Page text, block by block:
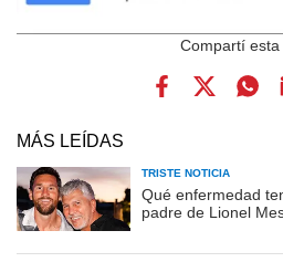
MÁS LEÍDAS
TRISTE NOTICIA
Qué enfermedad
padre de Lionel